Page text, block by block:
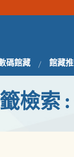
碼館藏 館藏
檢索 :